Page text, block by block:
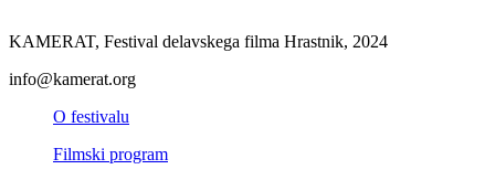
KAMERAT, Festival delavskega filma Hrastnik, 2024
info@kamerat.org
O festivalu
Filmski program